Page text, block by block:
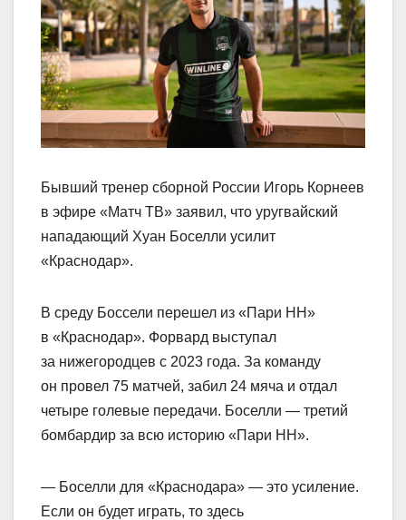
Бывший тренер сборной России Игорь Корнеев
в эфире «Матч ТВ» заявил, что уругвайский
нападающий Хуан Боселли усилит
«Краснодар».
В среду Боссели перешел из «Пари НН»
в «Краснодар». Форвард выступал
за нижегородцев с 2023 года. За команду
он провел 75 матчей, забил 24 мяча и отдал
четыре голевые передачи. Боселли — третий
бомбардир за всю историю «Пари НН».
— Боселли для «Краснодара» — это усиление.
Если он будет играть, то здесь